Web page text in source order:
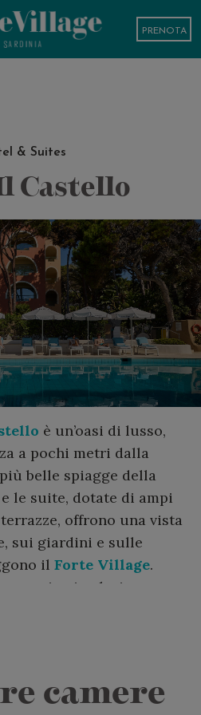
PRENOTA
& Suites
Castello
è un’oasi di lusso,
a pochi metri dalla
belle spiagge della
le suite, dotate di ampi
offrono una vista
sui giardini e sulle
il Forte Village.
omaggio ai colori
al design più
con vista sul
camere